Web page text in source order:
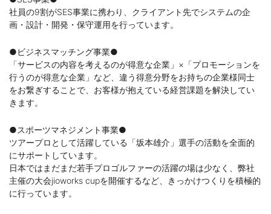
社員の9割がSES事業に携わり、クライアント先でシステムの企
画・設計・開発・保守運用を行っています。
●ビジネスマッチング事業●
「サービスの内容を考えるのが得意な企業」×「プロモーションを
行うのが得意な企業」など、違う得意分野をお持ちの企業様同士
をお繋ぎすることで、お客様が抱えている経営課題を解決してい
きます。
●スポーツマネジメント事業●
ツアープロとして活躍している「坂本雄介」選手の活動を全面的
にサポートしています。
日本ではまだまだ若手プロゴルファーの活躍の場は少なく、弊社
主催の大会jioworks cupを開催するなど、きっかけつくりを積極的
に行っています。